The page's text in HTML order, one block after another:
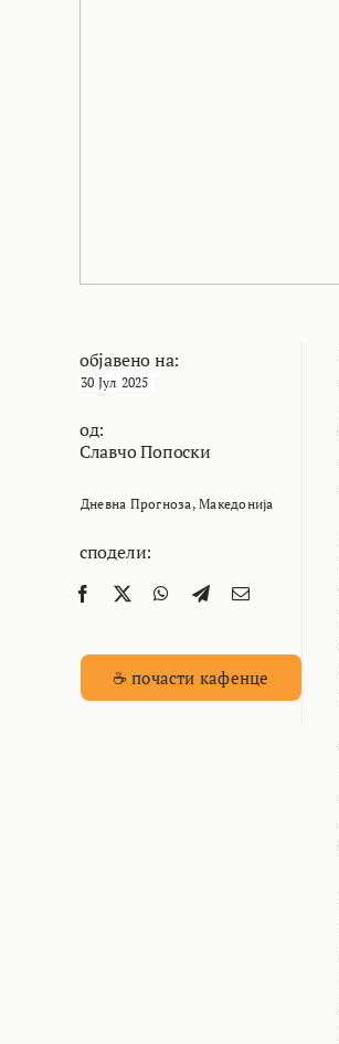
објавено на:
30 Јул 2025
од:
Славчо Попоски
Дневна Прогноза ,Македонија
сподели:
☕ почасти кафенце